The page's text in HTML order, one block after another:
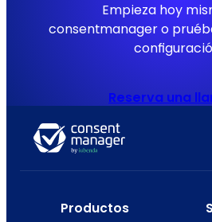
Empieza hoy
consentmanager o
Reserva una
Productos